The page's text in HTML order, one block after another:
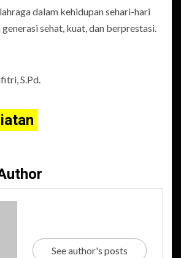
dalam kehidupan sehari-hari
sehat, kuat, dan berprestasi.
S.Pd.
See author's posts